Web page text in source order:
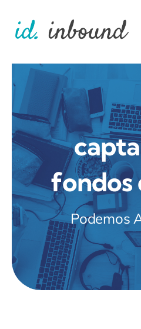
content
fondos
Podemos